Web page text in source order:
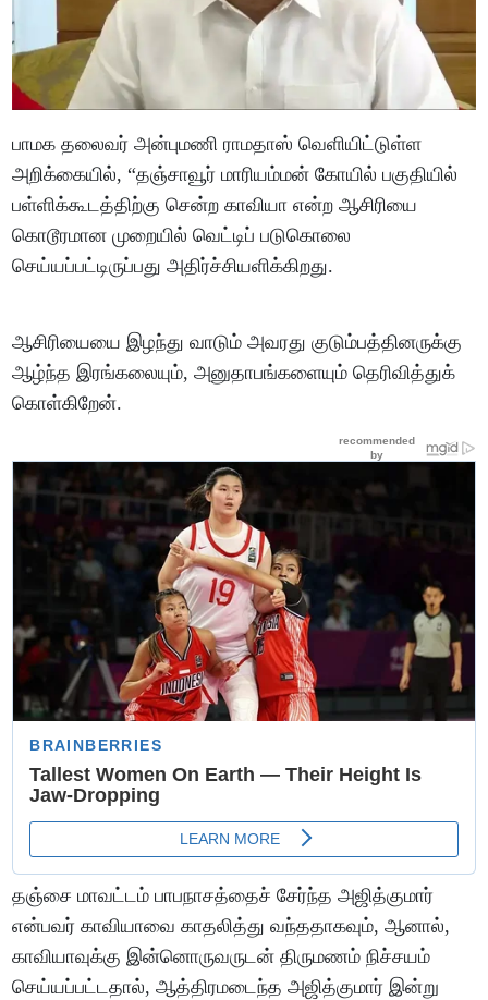
பாமக தலைவர் அன்புமணி ராமதாஸ் வெளியிட்டுள்ள
அறிக்கையில், “தஞ்சாவூர் மாரியம்மன் கோயில் பகுதியில்
பள்ளிக்கூடத்திற்கு சென்ற காவியா என்ற ஆசிரியை
கொடூரமான முறையில் வெட்டிப் படுகொலை
செய்யப்பட்டிருப்பது அதிர்ச்சியளிக்கிறது.
ஆசிரியையை இழந்து வாடும் அவரது குடும்பத்தினருக்கு
ஆழ்ந்த இரங்கலையும், அனுதாபங்களையும் தெரிவித்துக்
கொள்கிறேன்.
தஞ்சை மாவட்டம் பாபநாசத்தைச் சேர்ந்த அஜித்குமார்
என்பவர் காவியாவை காதலித்து வந்ததாகவும், ஆனால்,
காவியாவுக்கு இன்னொருவருடன் திருமணம் நிச்சயம்
செய்யப்பட்டதால், ஆத்திரமடைந்த அஜித்குமார் இன்று